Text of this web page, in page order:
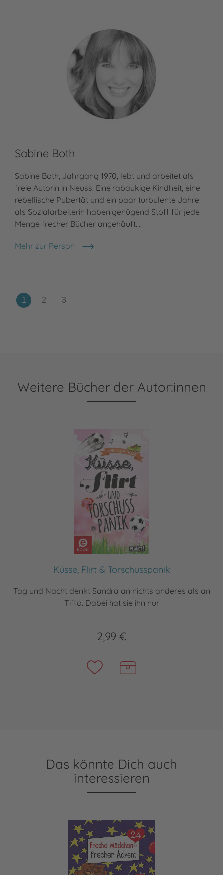
Sabine Both
Sabine Both, Jahrgang 1970, lebt und arbeitet als
freie Autorin in Neuss. Eine rabaukige Kindheit, eine
rebellische Pubertät und ein paar turbulente Jahre
als Sozialarbeiterin haben genügend Stoff für jede
Menge frecher Bücher angehäuft.…
Mehr zur Person
Sabine Both
Weitere Bücher der Autor:innen
Küsse, Flirt & Torschusspanik
Tag und Nacht denkt Sandra an nichts anderes als an
Tiffo. Dabei hat sie ihn nur
2,99 €
Das könnte Dich auch
interessieren